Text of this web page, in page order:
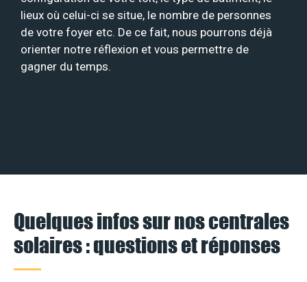
lieux où celui-ci se situe, le nombre de personnes
de votre foyer etc. De ce fait, nous pourrons déjà
orienter notre réflexion et vous permettre de
gagner du temps.
Quelques infos sur nos centrales
solaires : questions et réponses